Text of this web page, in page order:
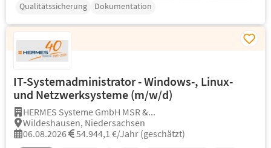
Qualitätssicherung
Dokumentation
IT-Systemadministrator - Windows-, Linux-
und Netzwerksysteme (m/w/d)
HERMES Systeme GmbH MSR &...
Wildeshausen, Niedersachsen
06.08.2026
54.944,1 €/Jahr (geschätzt)